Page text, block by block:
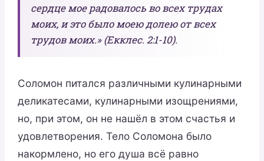
сердце мое радовалось во всех трудах
моих, и это было моею долею от всех
трудов моих.» (Екклес. 2:1-10).
Соломон питался различными кулинарными
деликатесами, кулинарными изощрениями,
но, при этом, он не нашёл в этом счастья и
удовлетворения. Тело Соломона было
накормлено, но его душа всё равно